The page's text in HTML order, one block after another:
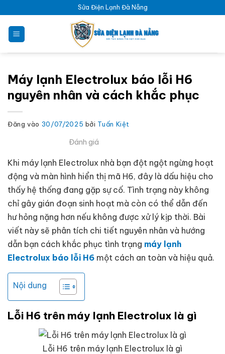
Sửa Điện Lạnh Đà Nẵng
Máy lạnh Electrolux báo lỗi H6
nguyên nhân và cách khắc phục
Đăng vào 30/07/2025 bởi Tuấn Kiệt
Đánh giá
Khi máy lạnh Electrolux nhà bạn đột ngột ngừng hoạt
động và màn hình hiển thị mã H6, đây là dấu hiệu cho
thấy hệ thống đang gặp sự cố. Tình trạng này không
chỉ gây gián đoạn sinh hoạt mà còn có thể dẫn đến
hư hỏng nặng hơn nếu không được xử lý kịp thời. Bài
viết này sẽ phân tích chi tiết nguyên nhân và hướng
dẫn bạn cách khắc phục tình trạng máy lạnh
Electrolux báo lỗi H6 một cách an toàn và hiệu quả.
Nội dung
Lỗi H6 trên máy lạnh Electrolux là gì
Lỗi H6 trên máy lạnh Electrolux là gì